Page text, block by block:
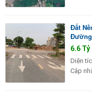
Đất
6.6 Tỷ
Diện
Cập